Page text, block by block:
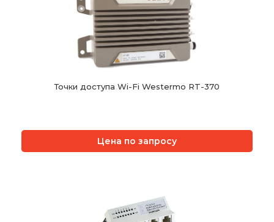
Точки доступа Wi-Fi Westermo RT-370
Цена по запросу